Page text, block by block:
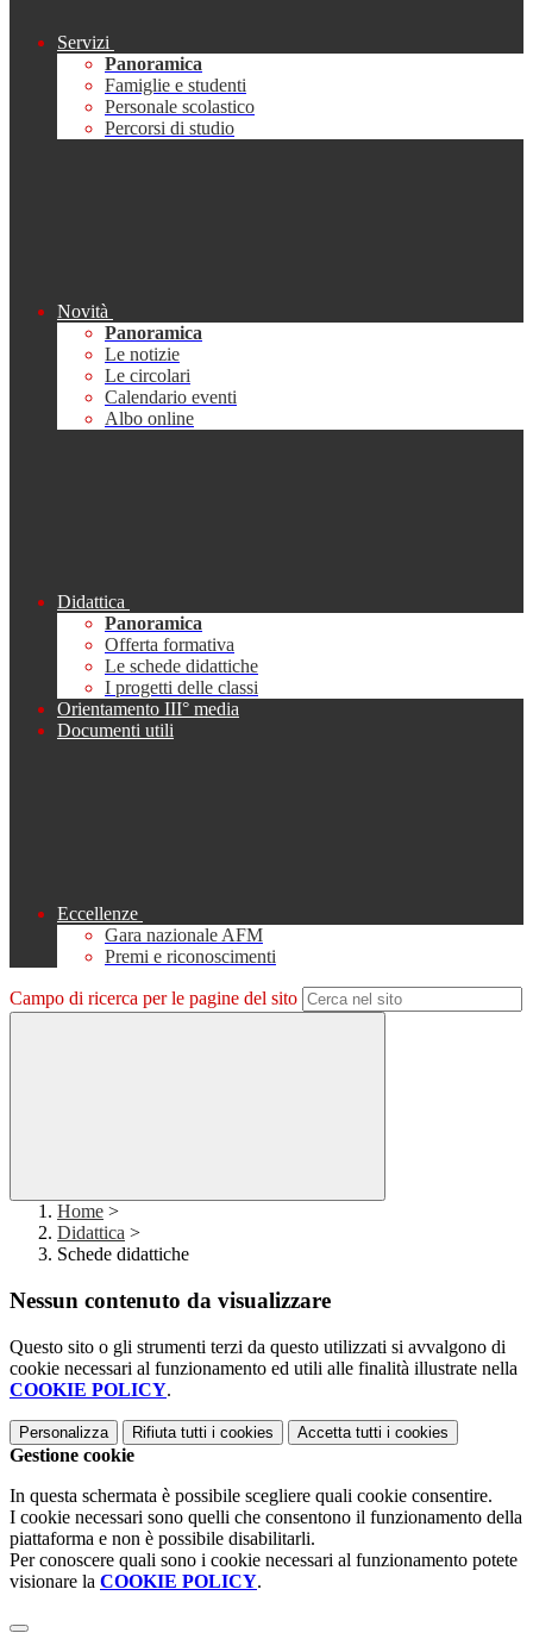
Servizi
Panoramica
Famiglie e studenti
Personale scolastico
Percorsi di studio
Novità
Panoramica
Le notizie
Le circolari
Calendario eventi
Albo online
Didattica
Panoramica
Offerta formativa
Le schede didattiche
I progetti delle classi
Orientamento III° media
Documenti utili
Eccellenze
Gara nazionale AFM
Premi e riconoscimenti
Campo di ricerca per le pagine del sito
Home >
Didattica >
Schede didattiche
Nessun contenuto da visualizzare
Questo sito o gli strumenti terzi da questo utilizzati si avvalgono di
cookie necessari al funzionamento ed utili alle finalità illustrate nella
COOKIE POLICY.
Personalizza Rifiuta tutti i cookies Accetta tutti i cookies
Gestione cookie
In questa schermata è possibile scegliere quali cookie consentire.
I cookie necessari sono quelli che consentono il funzionamento della
piattaforma e non è possibile disabilitarli.
Per conoscere quali sono i cookie necessari al funzionamento potete
visionare la COOKIE POLICY.